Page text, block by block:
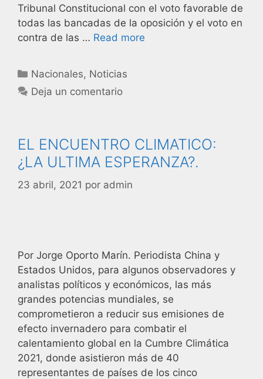
Tribunal Constitucional con el voto favorable de
todas las bancadas de la oposición y el voto en
contra de las … Read more
Nacionales, Noticias
Deja un comentario
EL ENCUENTRO CLIMATICO:
¿LA ULTIMA ESPERANZA?.
23 abril, 2021 por admin
Por Jorge Oporto Marín. Periodista China y
Estados Unidos, para algunos observadores y
analistas políticos y económicos, las más
grandes potencias mundiales, se
comprometieron a reducir sus emisiones de
efecto invernadero para combatir el
calentamiento global en la Cumbre Climática
2021, donde asistieron más de 40
representantes de países de los cinco